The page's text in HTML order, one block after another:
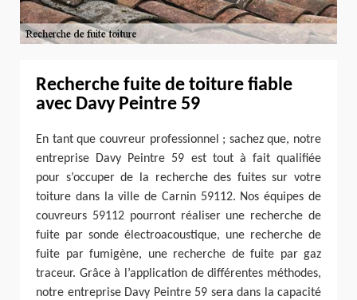
Recherche fuite de toiture fiable
avec Davy Peintre 59
En tant que couvreur professionnel ; sachez que, notre
entreprise Davy Peintre 59 est tout à fait qualifiée
pour s’occuper de la recherche des fuites sur votre
toiture dans la ville de Carnin 59112. Nos équipes de
couvreurs 59112 pourront réaliser une recherche de
fuite par sonde électroacoustique, une recherche de
fuite par fumigène, une recherche de fuite par gaz
traceur. Grâce à l’application de différentes méthodes,
notre entreprise Davy Peintre 59 sera dans la capacité